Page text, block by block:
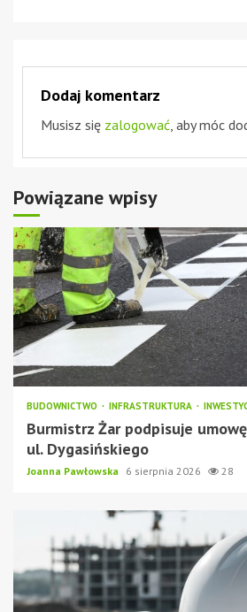
Dodaj komentarz
Musisz się zalogować, aby móc
Powiązane wpisy
BUDOWNICTWO INFRASTRUKTURA
Burmistrz Żar podpisuje
ul. Dygasińskiego
Joanna Pawłowska 6 sierpnia 2026 28